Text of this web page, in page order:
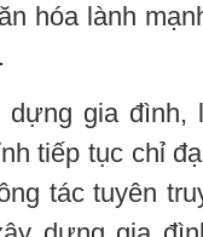
hóa lành
gia đình,
tiếp tục chỉ
tác tuyên